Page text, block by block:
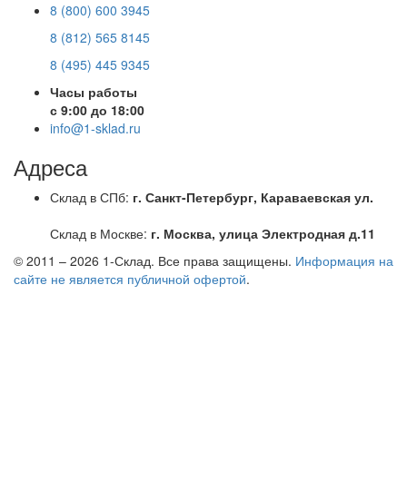
8 (800) 600 3945
8 (812) 565 8145
8 (495) 445 9345
Часы работы
с 9:00 до 18:00
info@1-sklad.ru
Адреса
Склад в СПб: г. Санкт-Петербург, Караваевская ул.
Склад в Москве: г. Москва, улица Электродная д.11
© 2011 – 2026 1-Склад. Все права защищены. Информация на
сайте не является публичной офертой.